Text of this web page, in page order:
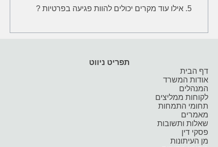
אילו עוד מקרים יכולים להוות פגיעה בפרטיות ?
תפריט ניווט
דף הבית
אודות המשרד
המנהלים
לקוחות ממליצים
תחומי התמחות
מאמרים
שאלות ותשובות
פסקי דין
מן העיתונות